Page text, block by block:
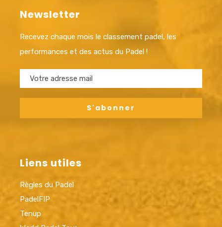
Newsletter
Recevez chaque mois le classement padel, les
performances et des actus du Padel !
Liens utiles
Règles du Padel
PadelFIP
Tenup